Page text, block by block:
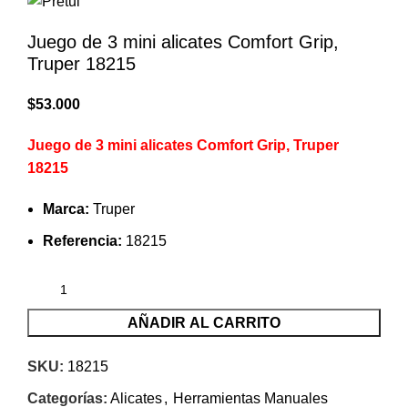
Juego de 3 mini alicates Comfort Grip,
Truper 18215
$53.000
Juego de 3 mini alicates Comfort Grip, Truper
18215
Marca: Truper
Referencia: 18215
AÑADIR AL CARRITO
SKU: 18215
Categorías: Alicates, Herramientas Manuales